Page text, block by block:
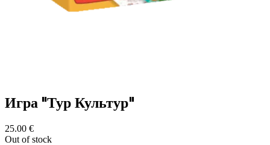
Игра "Тур Культур"
25.00 €
Out of stock